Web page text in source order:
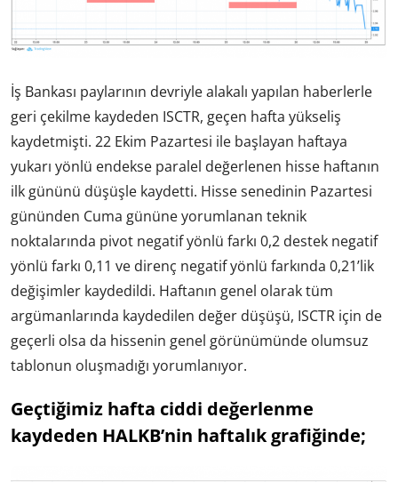
İş Bankası paylarının devriyle alakalı yapılan haberlerle
geri çekilme kaydeden ISCTR, geçen hafta yükseliş
kaydetmişti. 22 Ekim Pazartesi ile başlayan haftaya
yukarı yönlü endekse paralel değerlenen hisse haftanın
ilk gününü düşüşle kaydetti. Hisse senedinin Pazartesi
gününden Cuma gününe yorumlanan teknik
noktalarında pivot negatif yönlü farkı 0,2 destek negatif
yönlü farkı 0,11 ve direnç negatif yönlü farkında 0,21’lik
değişimler kaydedildi. Haftanın genel olarak tüm
argümanlarında kaydedilen değer düşüşü, ISCTR için de
geçerli olsa da hissenin genel görünümünde olumsuz
tablonun oluşmadığı yorumlanıyor.
Geçtiğimiz hafta ciddi değerlenme
kaydeden HALKB’nin haftalık grafiğinde;